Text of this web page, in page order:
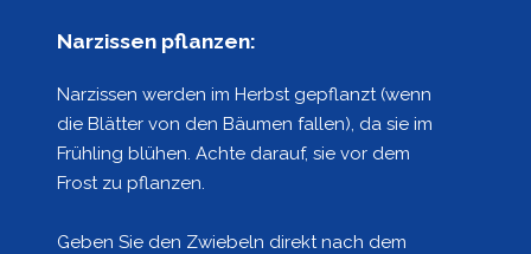
Narzissen pflanzen:
Narzissen werden im Herbst gepflanzt (wenn
die Blätter von den Bäumen fallen), da sie im
Frühling blühen. Achte darauf, sie vor dem
Frost zu pflanzen.
Geben Sie den Zwiebeln direkt nach dem